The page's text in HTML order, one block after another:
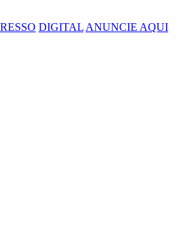
DIGITAL ANUNCIE AQUI